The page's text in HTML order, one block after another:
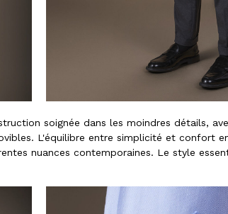
soignée dans les moindres détails,
L'équilibre entre simplicité et confort
nuances contemporaines. Le style